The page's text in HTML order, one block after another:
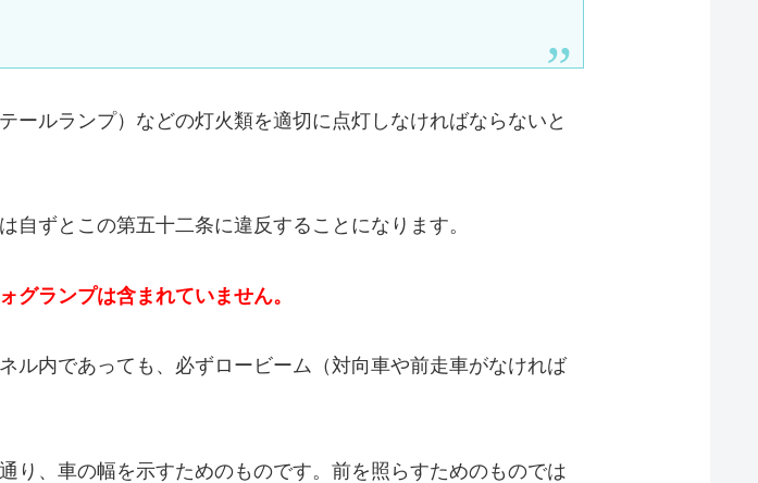
ルランプ）などの灯火類を適切に点灯しなければならないと
ずとこの第五十二条に違反することになります。
グランプは含まれていません。
ル内であっても、必ずロービーム（対向車や前走車がなければ
り、車の幅を示すためのものです。前を照らすためのものでは